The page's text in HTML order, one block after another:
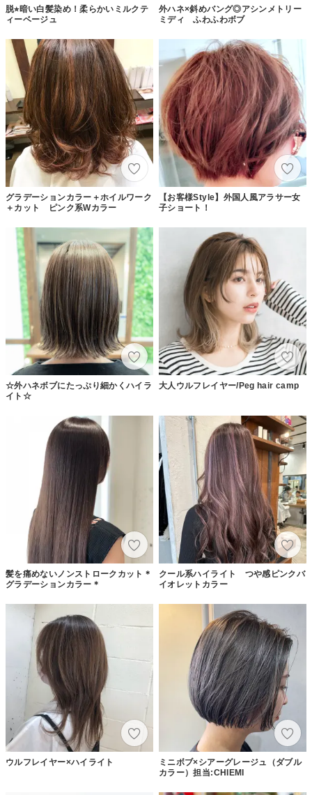
脱⭐︎暗い白髪染め！柔らかいミルクテ
ィーベージュ
外ハネ×斜めバング◎アシンメトリー
ミディ ふわふわボブ
グラデーションカラー＋ホイルワーク
＋カット ピンク系Wカラー
【お客様Style】外国人風アラサー女
子ショート！
☆外ハネボブにたっぷり細かくハイラ
イト☆
大人ウルフレイヤー/Peg hair camp
髪を痛めないノンストロークカット＊
グラデーションカラー＊
クール系ハイライト つや感ピンクバ
イオレットカラー
ウルフレイヤー×ハイライト
ミニボブ×シアーグレージュ（ダブル
カラー）担当:CHIEMI